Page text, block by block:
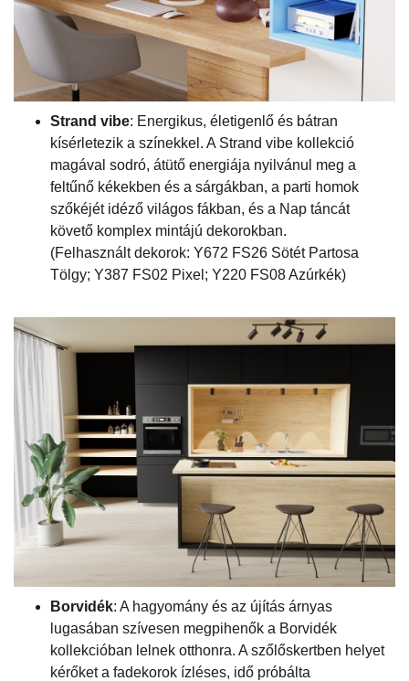
Strand vibe: Energikus, életigenlő és bátran
kísérletezik a színekkel. A Strand vibe kollekció
magával sodró, átütő energiája nyilvánul meg a
feltűnő kékekben és a sárgákban, a parti homok
szőkéjét idéző világos fákban, és a Nap táncát
követő komplex mintájú dekorokban.
(Felhasznált dekorok: Y672 FS26 Sötét Partosa
Tölgy; Y387 FS02 Pixel; Y220 FS08 Azúrkék)
Borvidék: A hagyomány és az újítás árnyas
lugasában szívesen megpihenők a Borvidék
kollekcióban lelnek otthonra. A szőlőskertben helyet
kérőket a fadekorok ízléses, idő próbálta